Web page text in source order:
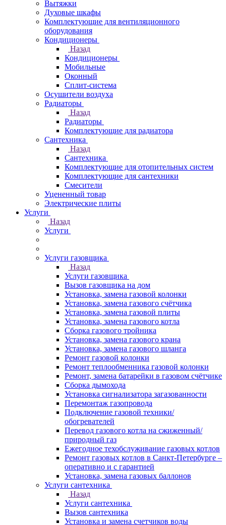
Вытяжки
Духовые шкафы
Комплектующие для вентиляционного
оборудования
Кондиционеры
Назад
Кондиционеры
Мобильные
Оконный
Сплит-система
Осушители воздуха
Радиаторы
Назад
Радиаторы
Комплектующие для радиатора
Сантехника
Назад
Сантехника
Комплектующие для отопительных систем
Комплектующие для сантехники
Смесители
Уцененный товар
Электрические плиты
Услуги
Назад
Услуги
Услуги газовщика
Назад
Услуги газовщика
Вызов газовщика на дом
Установка, замена газовой колонки
Установка, замена газового счётчика
Установка, замена газовой плиты
Установка, замена газового котла
Сборка газового тройника
Установка, замена газового крана
Установка, замена газового шланга
Ремонт газовой колонки
Ремонт теплообменника газовой колонки
Ремонт, замена батарейки в газовом счётчике
Сборка дымохода
Установка сигнализатора загазованности
Перемонтаж газопровода
Подключение газовой техники/
обогревателей
Перевод газового котла на сжиженный/
природный газ
Ежегодное техобслуживание газовых котлов
Ремонт газовых котлов в Санкт-Петербурге –
оперативно и с гарантией
Установка, замена газовых баллонов
Услуги сантехника
Назад
Услуги сантехника
Вызов сантехника
Установка и замена счетчиков воды